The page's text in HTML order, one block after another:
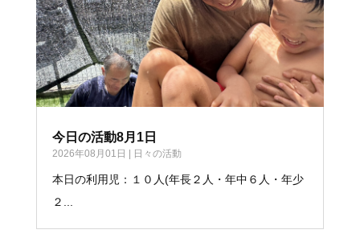
今日の活動8月1日
2026年08月01日 | 日々の活動
本日の利用児：１０人(年長２人・年中６人・年少
２...